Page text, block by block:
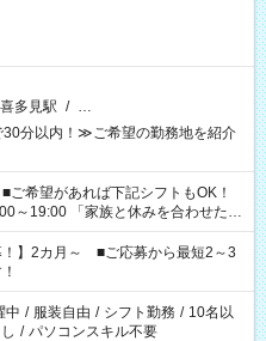
喜多見駅 / …
分以内！≫ご希望の勤務地を紹介
休みを合わせた
備がしたい」 「できれば残業はし
ださいね。 ※Wワーク希望
する勤務時間と、もう1つのお仕事
間を超える場合は応募できません。
！】2カ月～ ■ご応募から最短2～3
中 / 服装自由 / シフト勤務 / 10名以
/ パソコンスキル不要